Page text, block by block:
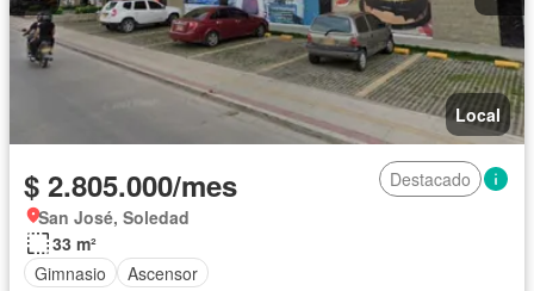
Local
$ 2.805.000/mes
Destacado
San José, Soledad
33 m²
Gimnasio
Ascensor